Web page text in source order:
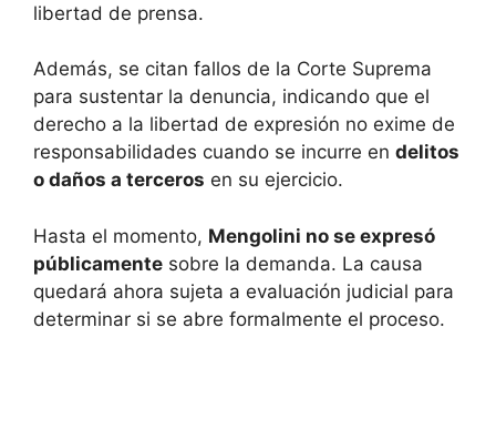
libertad de prensa.
Además, se citan fallos de la Corte Suprema
para sustentar la denuncia, indicando que el
derecho a la libertad de expresión no exime de
responsabilidades cuando se incurre en delitos
o daños a terceros en su ejercicio.
Hasta el momento, Mengolini no se expresó
públicamente sobre la demanda. La causa
quedará ahora sujeta a evaluación judicial para
determinar si se abre formalmente el proceso.